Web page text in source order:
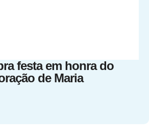
festa em honra do
de Maria